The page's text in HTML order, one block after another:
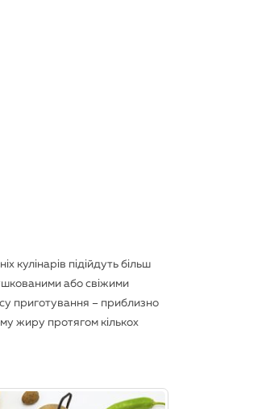
кулінарів підійдуть більш
або свіжими
приготування – приблизно
жиру протягом кількох